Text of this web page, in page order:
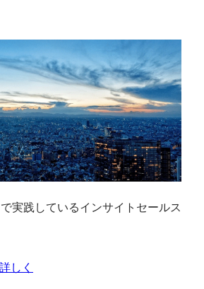
実践しているインサイトセールス
しく